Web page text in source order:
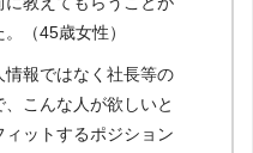
（45歳女性）
報ではなく社長等の
こんな人が欲しいと
ットするポジション